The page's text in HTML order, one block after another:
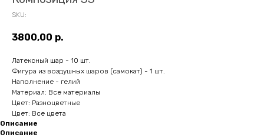
SKU:
3800,00 р.
Латексный шар - 10 шт.
Фигура из воздушных шаров (самокат) - 1 шт.
Наполнение - гелий
Материал: Все материалы
Цвет: Разноцветные
Цвет: Все цвета
Описание
Описание